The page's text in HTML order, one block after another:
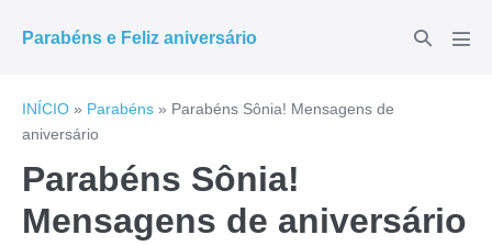
para
conteúdo
Parabéns e Feliz aniversário
Alternar
INÍCIO » Parabéns » Parabéns Sônia! Mensagens de
aniversário
Parabéns Sônia!
Mensagens de aniversário